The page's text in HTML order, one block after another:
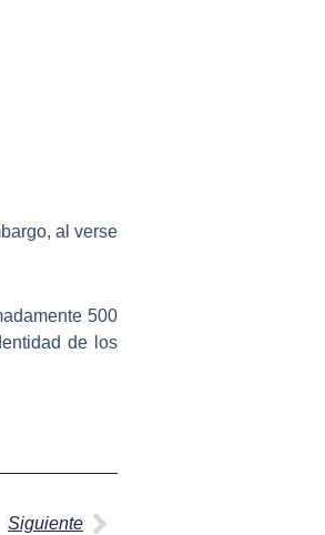
al verse
500
de los
Siguiente